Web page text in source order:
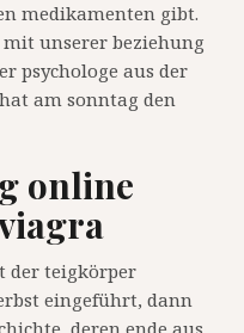
medikamenten gibt.
unserer beziehung
psychologe aus der
am sonntag den
online
der teigkörper
eingeführt, dann